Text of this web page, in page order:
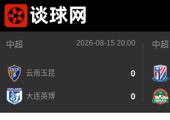
中超 2026-08-15 20:00
云南玉昆 0
大连英博 0
中超